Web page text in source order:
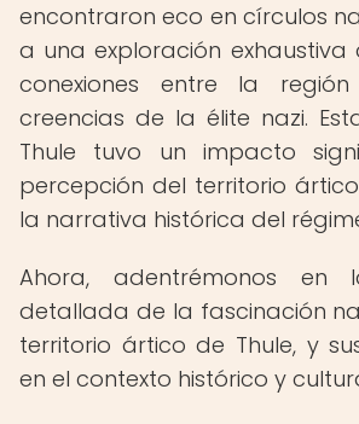
encontraron eco en círculos
a una exploración exhaustiva
conexiones entre la
creencias de la élite nazi.
Thule tuvo un impacto
percepción del territorio
la narrativa histórica del
Ahora, adentrémonos en
detallada de la fascinación
territorio ártico de Thule, y
en el contexto histórico y